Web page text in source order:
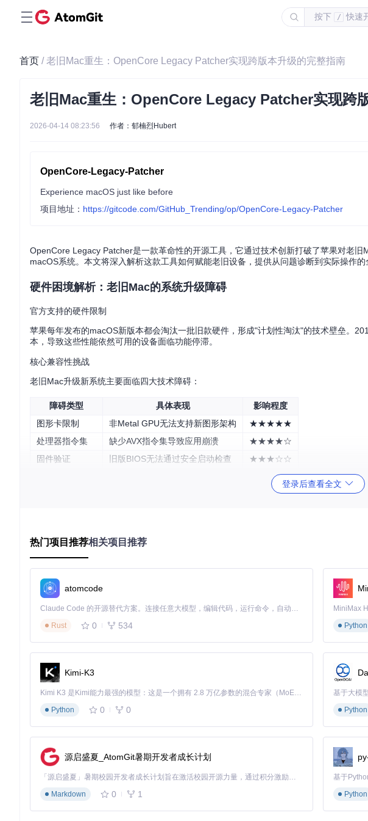
按下 / 快速
首页 / 老旧Mac重生：OpenCore Legacy Patcher实现跨版本升级的完整指南
老旧Mac重生：OpenCore Legacy Patcher实现跨
2026-04-14 08:23:56 作者：郁楠烈Hubert
OpenCore-Legacy-Patcher
Experience macOS just like before
项目地址： https://gitcode.com/GitHub_Trending/op/OpenCore-Legacy-Patcher
OpenCore Legacy Patcher是一款革命性的开源工具，它通过技术创新打破了苹果对老
macOS系统。本文将深入解析这款工具如何赋能老旧设备，提供从问题诊断到实际操作
硬件困境解析：老旧Mac的系统升级障碍
官方支持的硬件限制
苹果每年发布的macOS新版本都会淘汰一批旧款硬件，形成"计划性淘汰"的技术壁垒。
本，导致这些性能依然可用的设备面临功能停滞。
核心兼容性挑战
老旧Mac升级新系统主要面临四大技术障碍：
障碍类型 具体表现
影响程度
图形卡限制
非Metal GPU无法支持新图形架构
★★★★★
处理器指令集
缺少AVX指令集导致应用崩溃
★★★★☆
固件验证
旧版BIOS无法通过安全启动检查
★★★☆☆
★★★☆☆
创新解决方案：三层技术架构解析
技术原理图解
┌─────────────────┐
│   验证层检查    │ ← 确保系统功能正常工作
├─────────────────┤
│   补丁层实现    │ ← 恢复缺失的硬件功能
├─────────────────┤
引导层优化：突破启动限制
硬件自动检测：工具会全面扫描Mac硬件配置，识别关键组件型号和兼容性状态
配置智能生成
驱动精准注入：针对不同硬件组件注入对应的驱动程序，解决兼容性问题
python -m opencore_legacy_patcher --build 用于生成引导配置
登录后查看全文
热门项目推荐相关项目推荐
atomcode
Claude Code 的开源替代方案。连接任意大模型，编辑代码，运行命令，自动验证 — 全自动执行。用 Rust 构建，极致性能。 ｜ An open-source alternative to Claude Code. Connect any LLM, edit code, run commands, and verify changes — autonomously. Built in Rust for speed. Get Started
Rust
0 534
Python
Kimi-K3
Kimi K3 是Kimi能力最强的模型：这是一个拥有 2.8 万亿参数的混合专家（MoE）模型，具备原生视觉理解能力，并支持 100 万 token 的上下文窗口。
Python
0 0
基于大模
Python
源启盛夏_AtomGit暑期开发者成长计划
「源启盛夏」暑期校园开发者成长计划旨在激活校园开源力量，通过积分激励、认证扶持、资源倾斜等形式，引导高校组织和开发者完成「入驻 — 建项目 — 做贡献 — 获认证 — 得资源」的完整闭环。无论你是想带领社团入驻平台的组织者，还是希望用代码贡献证明自己的开发者，都能在这里找到属于你的成长路径。
Markdown
0 1
Python